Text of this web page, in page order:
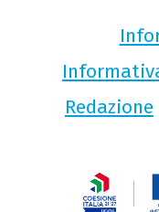
Redazione